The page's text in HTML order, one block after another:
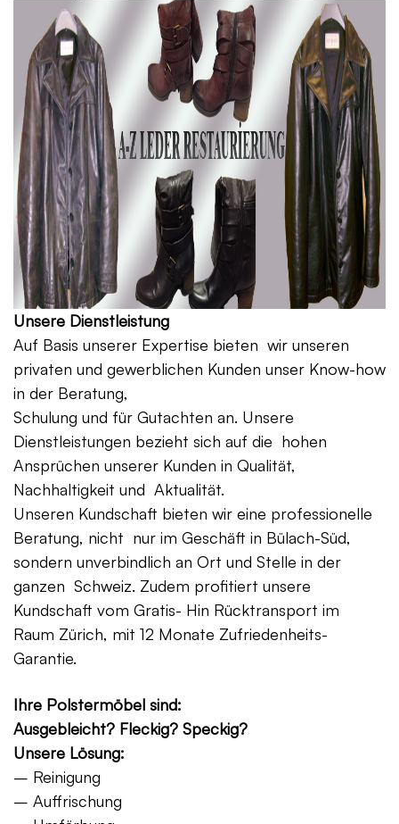
Unsere Dienstleistung
Auf Basis unserer Expertise bieten wir unseren
privaten und gewerblichen Kunden unser Know-how
in der Beratung,
Schulung und für Gutachten an. Unsere
Dienstleistungen bezieht sich auf die hohen
Ansprüchen unserer Kunden in Qualität,
Nachhaltigkeit und Aktualität.
Unseren Kundschaft bieten wir eine professionelle
Beratung, nicht nur im Geschäft in Bülach-Süd,
sondern unverbindlich an Ort und Stelle in der
ganzen Schweiz. Zudem profitiert unsere
Kundschaft vom Gratis- Hin Rücktransport im
Raum Zürich, mit 12 Monate Zufriedenheits-
Garantie.
Ihre Polstermöbel sind:
Ausgebleicht? Fleckig? Speckig?
Unsere Lösung:
– Reinigung
– Auffrischung